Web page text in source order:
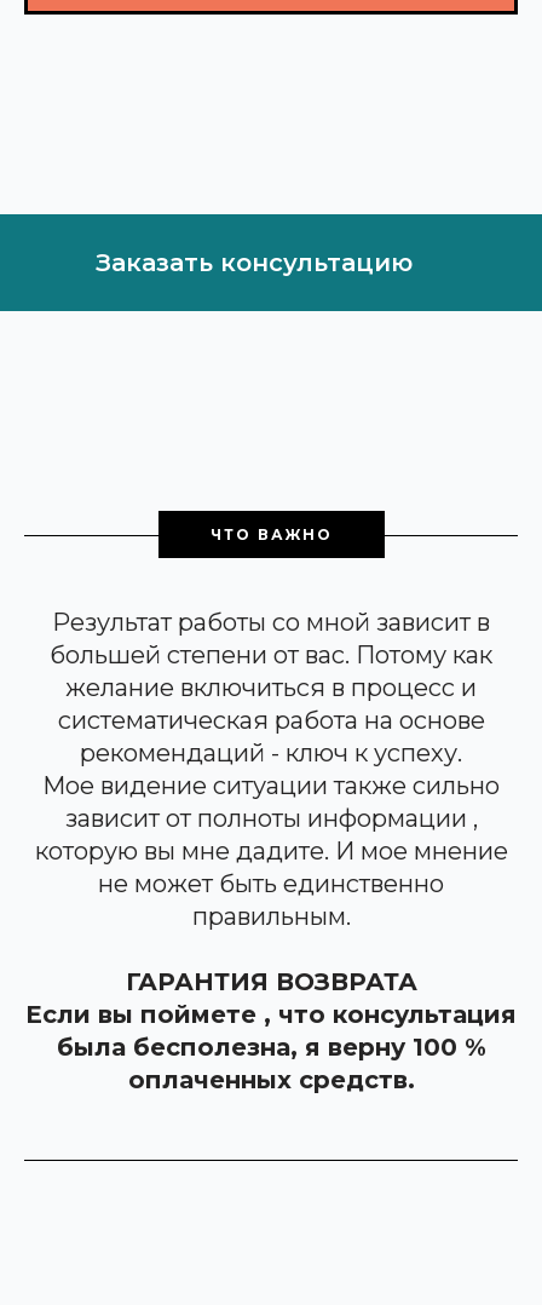
Заказать консультацию
ЧТО ВАЖНО
Результат работы со мной зависит в
большей степени от вас. Потому как
желание включиться в процесс и
систематическая работа на основе
рекомендаций - ключ к успеху.
Мое видение ситуации также сильно
зависит от полноты информации ,
которую вы мне дадите. И мое мнение
не может быть единственно
правильным.
ГАРАНТИЯ ВОЗВРАТА
Если вы поймете , что консультация
была бесполезна, я верну 100 %
оплаченных средств.